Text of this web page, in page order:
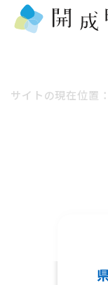
サイトの現在位置：